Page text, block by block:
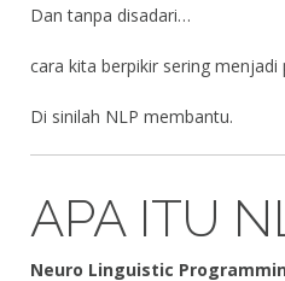
Dan tanpa disadari…
cara kita berpikir sering menjadi
Di sinilah NLP membantu.
APA ITU
Neuro Linguistic